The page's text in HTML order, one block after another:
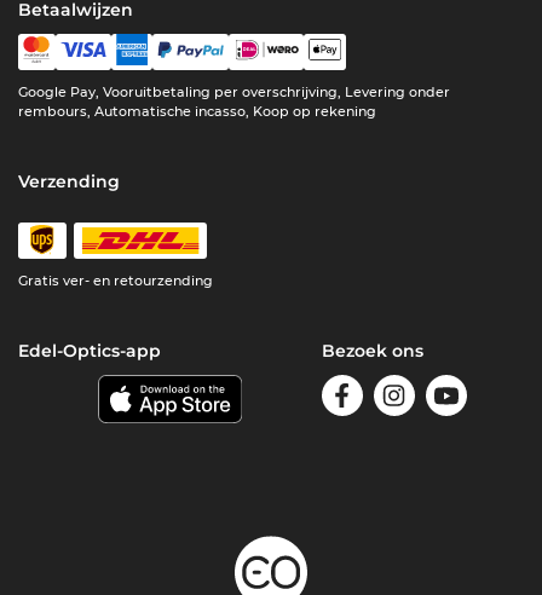
Betaalwijzen
Google Pay, Vooruitbetaling per overschrijving, Levering onder
rembours, Automatische incasso, Koop op rekening
Verzending
Gratis ver- en retourzending
Edel-Optics-app Bezoek ons